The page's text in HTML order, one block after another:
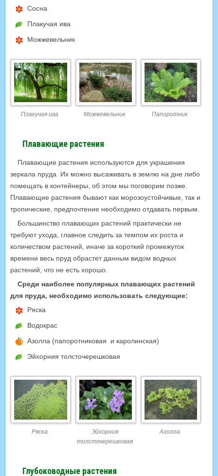
Сосна
Плакучая ива
Можжевельник
Плакучая ива Можжевельник Папоротник
Плавающие растения
Плавающие растения используются для украшения
зеркала пруда. Их можно высаживать в землю на дне либо
помещать в контейнеры, об этом мы поговорим позже.
Плавающие растения бывают как морозоустойчивые, так и
тропические, предпочтение необходимо отдавать первым.
Большинство плавающих растений практически не
требуют ухода, главное следить за темпом их роста и
количеством растений, иначе за короткий промежуток
времени весь пруд обрастет данным видом водных
растений, что не есть хорошо.
Среди наиболее популярных плавающих растений
для пруда, необходимо использовать следующие:
Ряска
Водокрас
Азолла (папоротниковая и каролинская)
Эйхорния толсточерешковая
Ряска
Эйхорния
толсточерешковая
Азолла
Глубоководные растения